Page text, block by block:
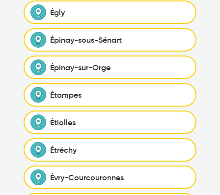
Égly
Épinay-sous-Sénart
Épinay-sur-Orge
Étampes
Étiolles
Étréchy
Évry-Courcouronnes